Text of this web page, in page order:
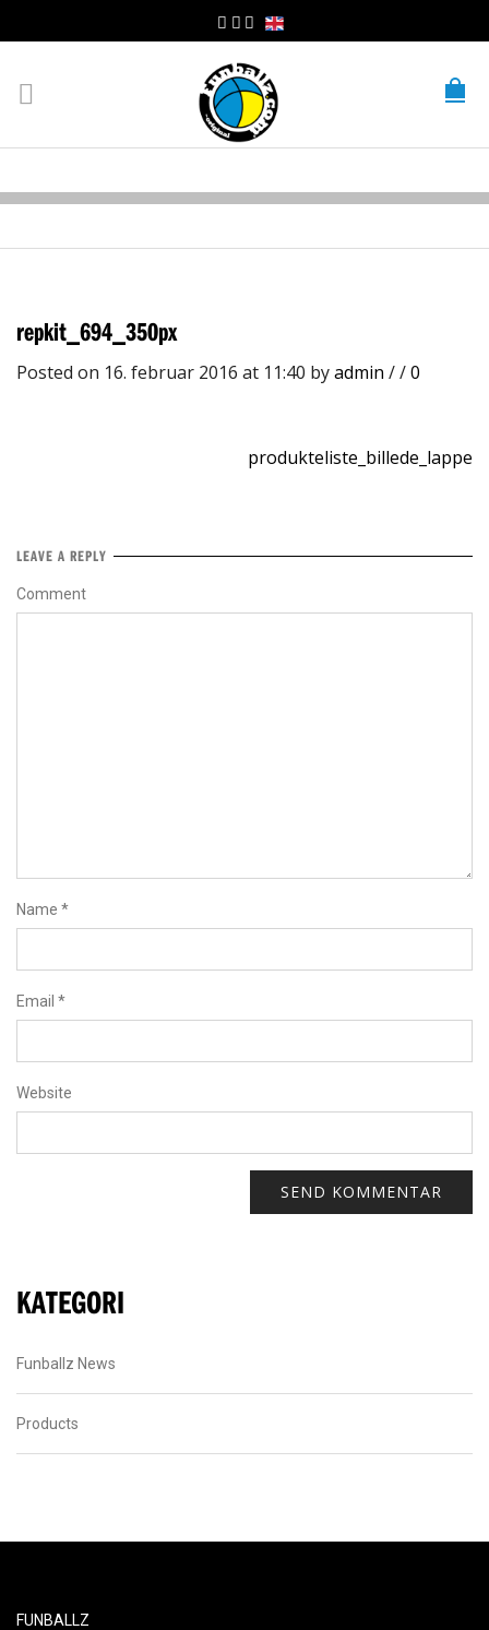
repkit_694_350px
Posted on 16. februar 2016 at 11:40 byadmin //0
produkteliste_billede_lappe
LEAVE A REPLY
Comment
Name *
Email *
Website
KATEGORI
Funballz News
Products
FUNBALLZ